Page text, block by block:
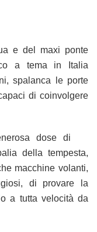
e del maxi ponte
a tema in Italia
spalanca le porte
di coinvolgere
dose di
della tempesta,
macchine volanti,
di provare la
a tutta velocità da